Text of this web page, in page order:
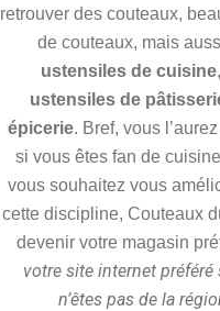
retrouver des couteaux,
de couteaux, mais
ustensiles de cuisine
ustensiles de
épicerie. Bref, vous
si vous êtes fan de
vous souhaitez vous
cette discipline, Couteaux
devenir votre magasin
votre site internet préféré
n’êtes pas de la